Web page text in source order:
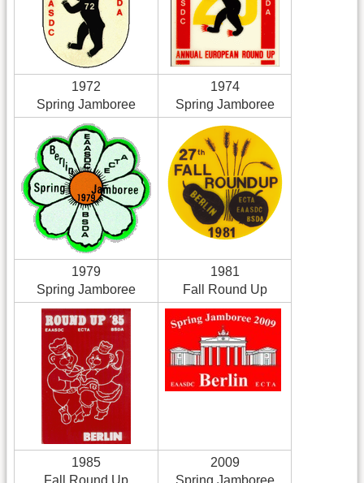
1972
Spring Jamboree
1974
Spring Jamboree
1979
Spring Jamboree
1981
Fall Round Up
1985
Fall Round Up
2009
Spring Jamboree